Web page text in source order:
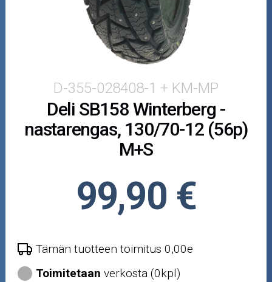
Öljyt ja kemikaalit
Työkalut
D-355-028408-1 + KM-MP
Deli SB158 Winterberg -
nastarengas, 130/70-12 (56p)
M+S
99,90 €
Tämän tuotteen toimitus 0,00e
Toimitetaan verkosta (0kpl)